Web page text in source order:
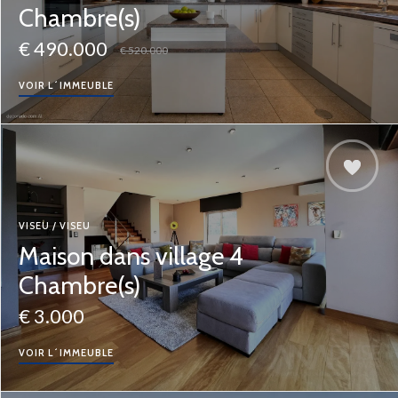
Chambre(s)
€ 490.000 € 520.000
VOIR L´IMMEUBLE
VISEU / VISEU
Maison dans village 4
Chambre(s)
€ 3.000
VOIR L´IMMEUBLE